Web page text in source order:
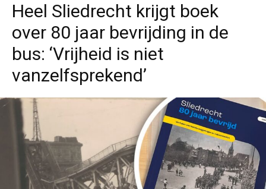
Heel Sliedrecht krijgt boek
over 80 jaar bevrijding in de
bus: ‘Vrijheid is niet
vanzelfsprekend’